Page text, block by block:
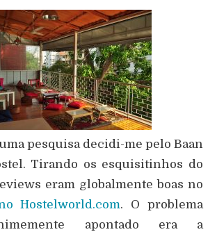
pesquisa decidi-me pelo Baan
Tirando os esquisitinhos do
eram globalmente boas no
Hostelworld.com. O problema
apontado era a